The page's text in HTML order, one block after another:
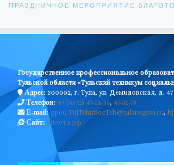
Государственное профессиональное
Тульской области «Тульский техникум
Адрес: 300002, г. Тула, ул. Демидовская, д. 47
Телефон: +7 (4872) 47-51-35, 47-51-78
E-mail: gpou.TulTehnSocTeh@tularegion.ru,
Сайт: бпоото.рф